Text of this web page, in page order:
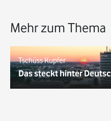
Mehr zum Thema
Tschüss Kupfer
Das steckt hinter